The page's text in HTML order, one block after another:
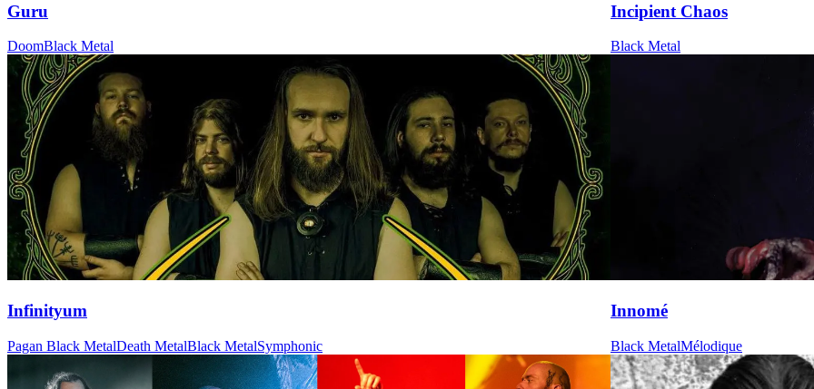
Guru
DoomBlack Metal
Incipient Chaos
Black Metal
Infinityum
Pagan Black MetalDeath MetalBlack MetalSymphonic
Innomé
Black MetalMélodique